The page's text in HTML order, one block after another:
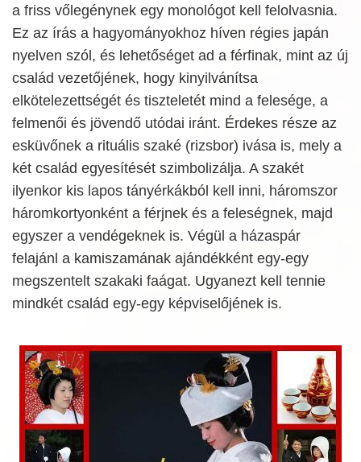
a friss vőlegénynek egy monológot kell felolvasnia.
Ez az írás a hagyományokhoz híven régies japán
nyelven szól, és lehetőséget ad a férfinak, mint az új
család vezetőjének, hogy kinyilvánítsa
elkötelezettségét és tiszteletét mind a felesége, a
felmenői és jövendő utódai iránt. Érdekes része az
esküvőnek a rituális szaké (rizsbor) ivása is, mely a
két család egyesítését szimbolizálja. A szakét
ilyenkor kis lapos tányérkákból kell inni, háromszor
háromkortyonként a férjnek és a feleségnek, majd
egyszer a vendégeknek is. Végül a házaspár
felajánl a kamiszamának ajándékként egy-egy
megszentelt szakaki faágat. Ugyanezt kell tennie
mindkét család egy-egy képviselőjének is.